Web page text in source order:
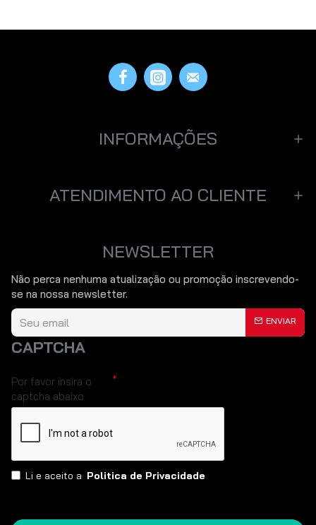
INFORMAÇÕES
ATENDIMENTO AO CLIENTE
NEWSLETTER
Não perca nenhuma atualização ou promoção inscrevendo-
se na nossa newsletter.
ENVIAR
CAPTCHA
Por favor insira o
captcha abaixo
Li e aceito a Politica de Privacidade